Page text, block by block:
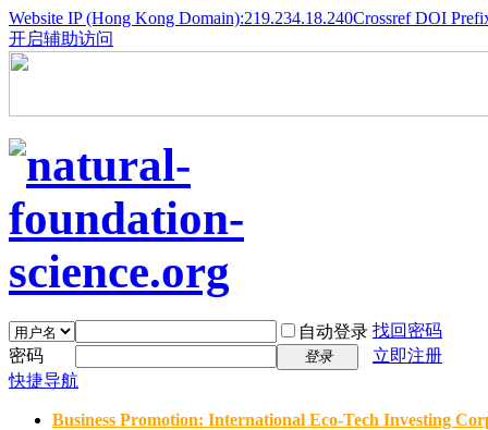
Website IP (Hong Kong Domain):219.234.18.240Crossref DOI
开启辅助访问
自动登录 找回密码
密码
登录
立即注册
快捷导航
Business Promotion: International Eco-Tech Investing